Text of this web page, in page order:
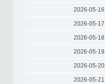
2026-05-16
2026-05-17
2026-05-18
2026-05-19
2026-05-20
2026-05-21